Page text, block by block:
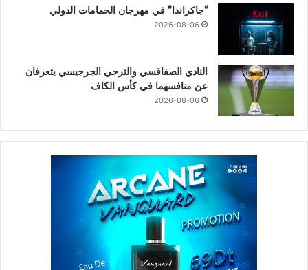
“جاكراندا” في مهرجان الحمامات الدولي
2026-08-06
النادي الصفاقسي والترجي الجرجيسي يتعرفان
عن منافسهما في كأس الكاف
2026-08-06